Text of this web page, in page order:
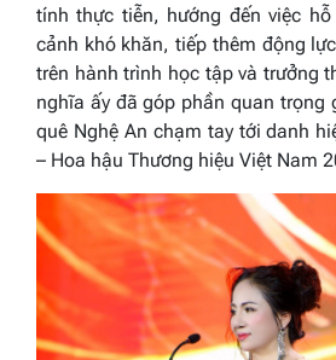
tính thực tiễn, hướng đến việc
cảnh khó khăn, tiếp thêm động
trên hành trình học tập và trưởng
nghĩa ấy đã góp phần quan trọng
quê Nghệ An chạm tay tới danh
– Hoa hậu Thương hiệu Việt Nam